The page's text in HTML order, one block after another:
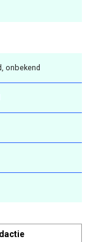
onbekend